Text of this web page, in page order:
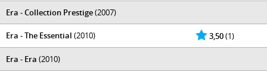
Era - Collection Prestige(2007)
3,50(1)
Era - The Essential (2010)
Era - Era (2010)